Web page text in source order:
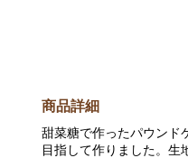
商品詳細
甜菜糖で作ったパウンド
目指して作りました。生